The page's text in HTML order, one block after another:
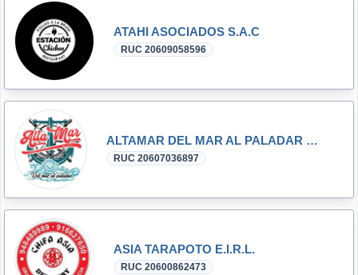
ATAHI ASOCIADOS S.A.C
RUC 20609058596
ALTAMAR DEL MAR AL PALADAR E.I.R.L.
RUC 20607036897
ASIA TARAPOTO E.I.R.L.
RUC 20600862473